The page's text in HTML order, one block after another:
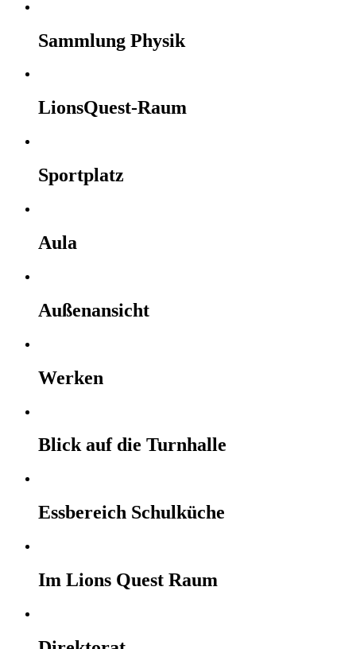
Sammlung Physik
LionsQuest-Raum
Sportplatz
Aula
Außenansicht
Werken
Blick auf die Turnhalle
Essbereich Schulküche
Im Lions Quest Raum